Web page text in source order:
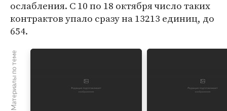
ослабления. С 10 по 18 октября число таких
контрактов упало сразу на 13213 единиц, до
654.
Материалы по теме